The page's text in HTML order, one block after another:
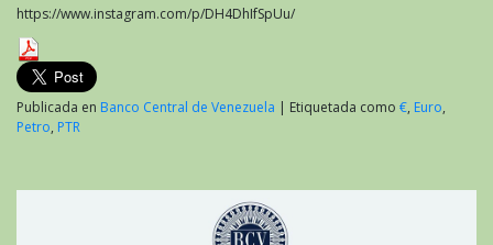
https://www.instagram.com/p/DH4DhIfSpUu/
Publicada en Banco Central de Venezuela | Etiquetada como €, Euro,
Petro, PTR